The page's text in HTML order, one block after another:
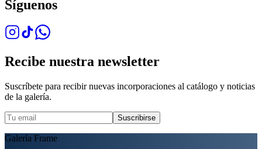
Síguenos
Recibe nuestra newsletter
Suscríbete para recibir nuevas incorporaciones al catálogo y noticias
de la galería.
Suscribirse
Galería Frame